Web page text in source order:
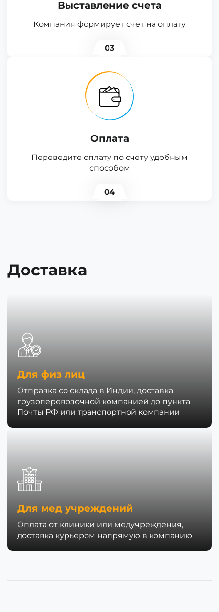
Выставление счета
Компания формирует счет на оплату
03
Оплата
Переведите оплату по счету удобным
способом
04
Доставка
Для физ лиц
Отправка со склада в Индии, доставка
грузоперевозочной компанией до пункта
Почты РФ или транспортной компании
Для мед учреждений
Оплата от клиники или медучреждения,
доставка курьером напрямую в компанию